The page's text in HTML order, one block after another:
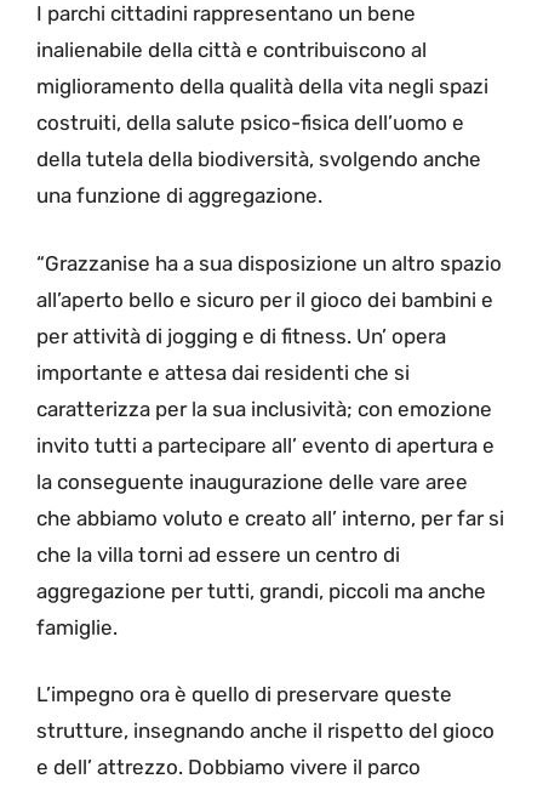
I parchi cittadini rappresentano un bene
inalienabile della città e contribuiscono al
miglioramento della qualità della vita negli spazi
costruiti, della salute psico-fisica dell’uomo e
della tutela della biodiversità, svolgendo anche
una funzione di aggregazione.
“Grazzanise ha a sua disposizione un altro spazio
all’aperto bello e sicuro per il gioco dei bambini e
per attività di jogging e di fitness. Un’ opera
importante e attesa dai residenti che si
caratterizza per la sua inclusività; con emozione
invito tutti a partecipare all’ evento di apertura e
la conseguente inaugurazione delle vare aree
che abbiamo voluto e creato all’ interno, per far si
che la villa torni ad essere un centro di
aggregazione per tutti, grandi, piccoli ma anche
famiglie.
L’impegno ora è quello di preservare queste
strutture, insegnando anche il rispetto del gioco
e dell’ attrezzo. Dobbiamo vivere il parco